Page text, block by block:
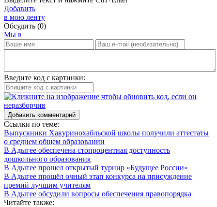
Добавить
в мою ленту
Обсудить (0)
Мы в
Введите код с картинки:
Добавить комментарий
Ссылки по теме:
Выпускники Хакуринохабльской школы получили аттестаты
о среднем общем образовании
В Адыгее обеспечена стопроцентная доступность
дошкольного образования
В Адыгее прошел открытый турнир «Будущее России»
В Адыгее прошёл очный этап конкурса на присуждение
премий лучшим учителям
В Адыгее обсудили вопросы обеспечения правопорядка
Читайте также: